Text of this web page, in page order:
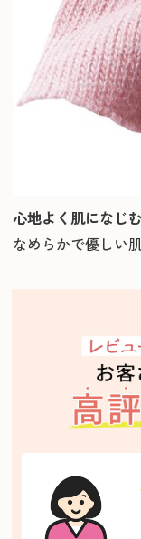
心地よく肌になじ
なめらかで優しい